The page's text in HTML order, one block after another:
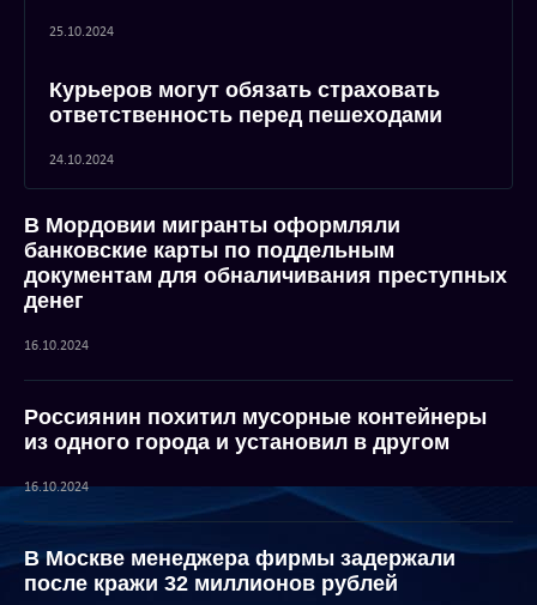
25.10.2024
Курьеров могут обязать страховать
ответственность перед пешеходами
24.10.2024
В Мордовии мигранты оформляли
банковские карты по поддельным
документам для обналичивания преступных
денег
16.10.2024
Россиянин похитил мусорные контейнеры
из одного города и установил в другом
16.10.2024
В Москве менеджера фирмы задержали
после кражи 32 миллионов рублей